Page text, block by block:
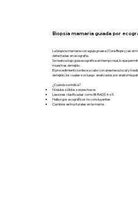
Biopsia mamaria guiada por
La biopsia mamaria con aguja gruesa (Core Biopsy) es el
detectadas en ecografía.
Se realiza bajo guía ecográfica en tiempo real, lo que
muestras de tejido.
El procedimiento se lleva a cabo con anestesia local y
de tejido, los cuales son luego analizados por anatomía
¿Cuándo se indica?
Nódulos sólidos sospechosos
Lesiones clasificadas como BI-RADS 4 o 5
Hallazgos ecográficos no concluyentes
Cambios estructurales en la mama